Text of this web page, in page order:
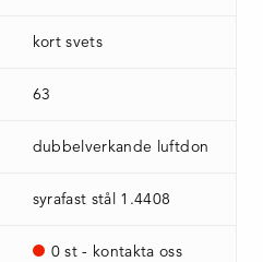
kort svets
63
dubbelverkande luftdon
syrafast stål 1.4408
0 st - kontakta oss